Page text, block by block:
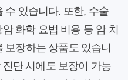
수 있습니다. 또한, 수술
화학 요법 비용 등 암 치
장하는 상품도 있습니
단 시에도 보장이 가능